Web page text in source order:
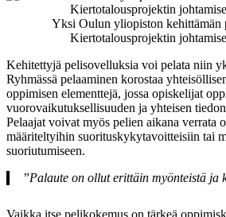
Yksi Oulun yliopiston kehittämän
Kiertotalousprojektin
Kehitettyjä pelisovelluksia voi pelata niin
Ryhmässä pelaaminen korostaa
oppimisen elementtejä, jossa opiskelijat
vuorovaikutuksellisuuden ja yhteisen
Pelaajat voivat myös pelien aikana verrata
määriteltyihin suorituskykytavoitteisiin tai
suoriutumiseen.
”Palaute on ollut erittäin myönteistä ja
Vaikka itse pelikokemus on tärkeä